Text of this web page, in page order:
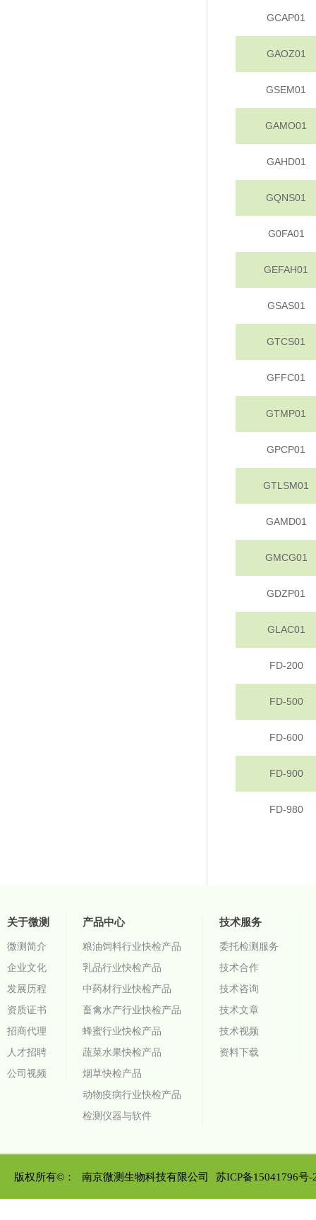
GCAP01
GAOZ01
GSEM01
GAMO01
GAHD01
GQNS01
G0FA01
GEFAH01
GSAS01
GTCS01
GFFC01
GTMP01
GPCP01
GTLSM01
GAMD01
GMCG01
GDZP01
GLAC01
FD-200
FD-500
FD-600
FD-900
FD-980
关于微测
微测简介
企业文化
发展历程
资质证书
招商代理
人才招聘
公司视频
产品中心
粮油饲料行业快检产品
乳品行业快检产品
中药材行业快检产品
畜禽水产行业快检产品
蜂蜜行业快检产品
蔬菜水果快检产品
烟草快检产品
动物疫病行业快检产品
检测仪器与软件
技术服务
委托检测服务
技术合作
技术咨询
技术文章
技术视频
资料下载
版权所有©： 南京微测生物科技有限公司 苏ICP备15041796号-